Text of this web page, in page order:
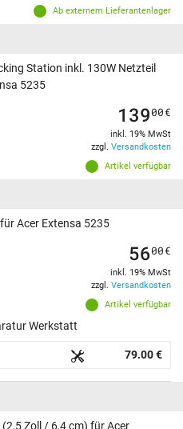
Ab externem Lieferantenlager
Station inkl. 130W Netzteil
5235
Artikel verfügbar
13900€
inkl. 19% MwSt
zzgl. Versandkosten
Acer Extensa 5235
Artikel verfügbar
5600€
inkl. 19% MwSt
zzgl. Versandkosten
Werkstatt
79.00 €
Zoll / 6,4 cm) für Acer